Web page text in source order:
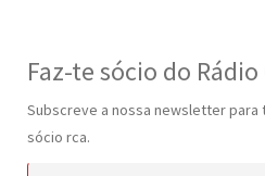
Faz-te sócio do
Subscreve a nossa newsletter
sócio rca.